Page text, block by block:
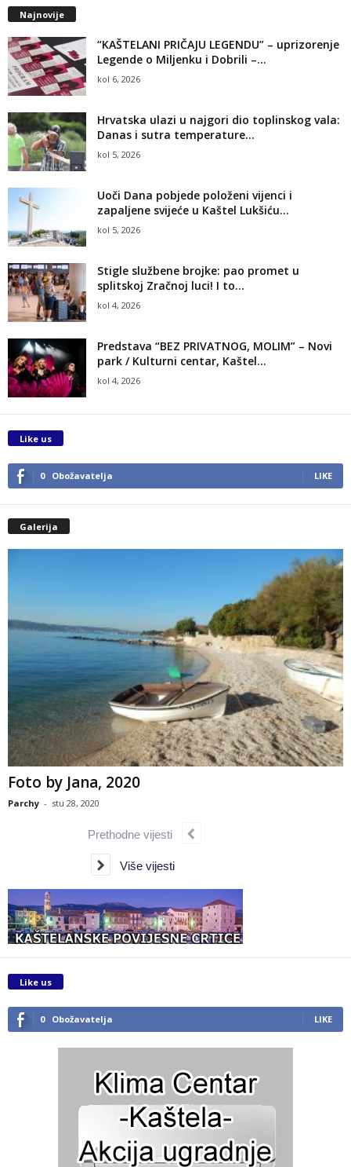
Najnovije
“KAŠTELANI PRIČAJU LEGENDU” – uprizorenje
Legende o Miljenku i Dobrili –...
kol 6, 2026
Hrvatska ulazi u najgori dio toplinskog vala:
Danas i sutra temperature...
kol 5, 2026
Uoči Dana pobjede položeni vijenci i
zapaljene svijeće u Kaštel Lukšiću...
kol 5, 2026
Stigle službene brojke: pao promet u
splitskoj Zračnoj luci! I to...
kol 4, 2026
Predstava “BEZ PRIVATNOG, MOLIM” – Novi
park / Kulturni centar, Kaštel...
kol 4, 2026
Like us
0 Obožavatelja LIKE
Galerija
Foto by Jana, 2020
Parchy - stu 28, 2020
Prethodne vijesti
Više vijesti
Like us
0 Obožavatelja LIKE